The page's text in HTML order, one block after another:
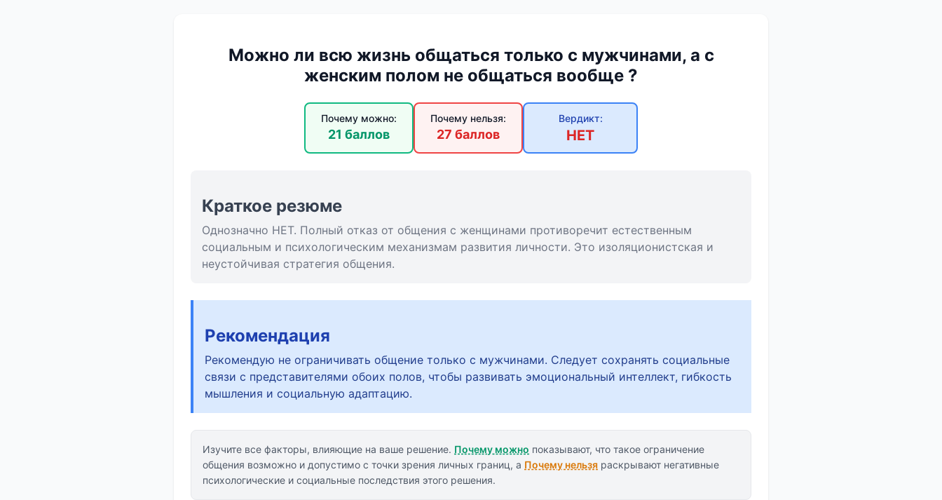
Можно ли всю жизнь общаться только с мужчинами, а с
женским полом не общаться вообще ?
Почему можно:
21 баллов
Почему нельзя:
27 баллов
Вердикт:
НЕТ
Краткое резюме
Однозначно НЕТ. Полный отказ от общения с женщинами противоречит естественным
социальным и психологическим механизмам развития личности. Это изоляционистская и
неустойчивая стратегия общения.
Рекомендация
Рекомендую не ограничивать общение только с мужчинами. Следует сохранять социальные
связи с представителями обоих полов, чтобы развивать эмоциональный интеллект, гибкость
мышления и социальную адаптацию.
Изучите все факторы, влияющие на ваше решение. Почему можно показывают, что такое ограничение
общения возможно и допустимо с точки зрения личных границ, а Почему нельзя раскрывают негативные
психологические и социальные последствия этого решения.